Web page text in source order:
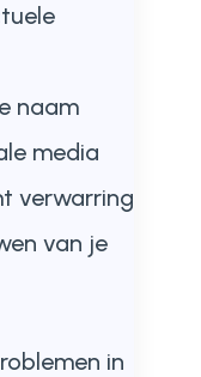
naam
media
verwarring
van je
in